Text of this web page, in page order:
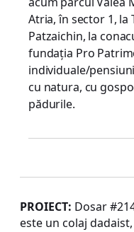
Atria, în sector 1, la
Patzaichin, la
fundația Pro
individuale/
cu natura, cu
pădurile.
PROIECT: Dosar
este un colaj